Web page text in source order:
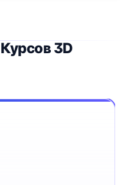
3D